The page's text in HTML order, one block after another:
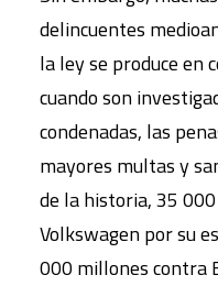
delincuentes
la ley se produce en
cuando son
condenadas, las
mayores multas y
de la historia, 35
Volkswagen por su
000 millones contra